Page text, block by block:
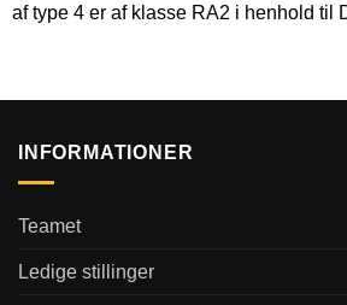
af type 4 er af klasse RA2 i henhold til
INFORMATIONER
Teamet
Ledige stillinger